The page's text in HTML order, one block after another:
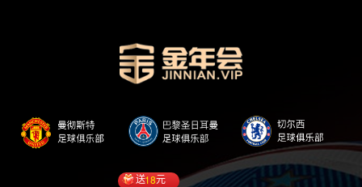
送18元